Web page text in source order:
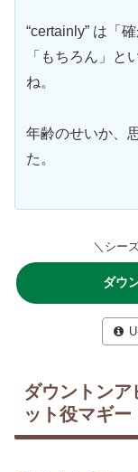
“certainly” は「
「もちろん」と
ね。
年齢のせいか、
た。
＼シー
ダウ
ダウントン
ット役マギ